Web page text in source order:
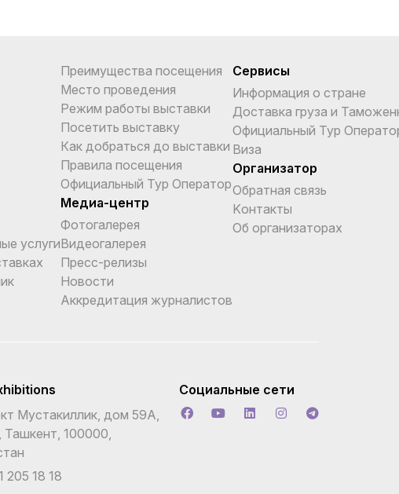
услуги
Преимущества посещения
Место проведения
Режим работы выставки
Посетить выставку
Как добраться до выставки
Правила посещения
Официальный Тур Оператор
Медиа-центр
Фотогалерея
Видеогалерея
Пресс-релизы
Новости
Аккредитация журналистов
Сервисы
Информация о стране
Доставка груза и
Официальный Тур
Виза
Организатор
Обратная связь
Kонтакты
Об организаторах
Мустакиллик, дом 59А,
100000,
205 18 18
Социальные сети